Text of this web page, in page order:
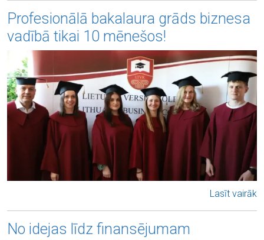
Profesionālā bakalaura grāds biznesa
vadībā tikai 10 mēnešos!
Lasīt vairāk
No idejas līdz finansējumam